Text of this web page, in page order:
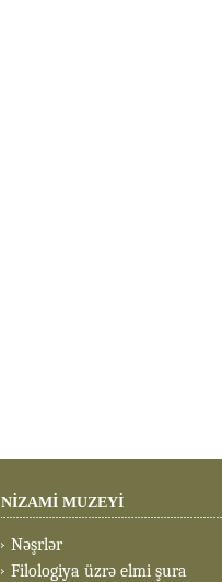
NİZAMİ MUZEYİ
Nəşrlər
Filologiya üzrə elmi şura